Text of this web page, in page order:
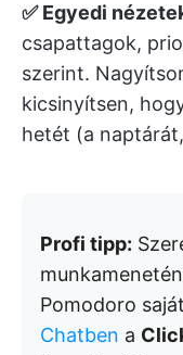
✅ Egyedi
csapattagok,
szerint.
kicsinyítsen,
hetét (a
Profi tipp:
Pomodoro
Chatben a